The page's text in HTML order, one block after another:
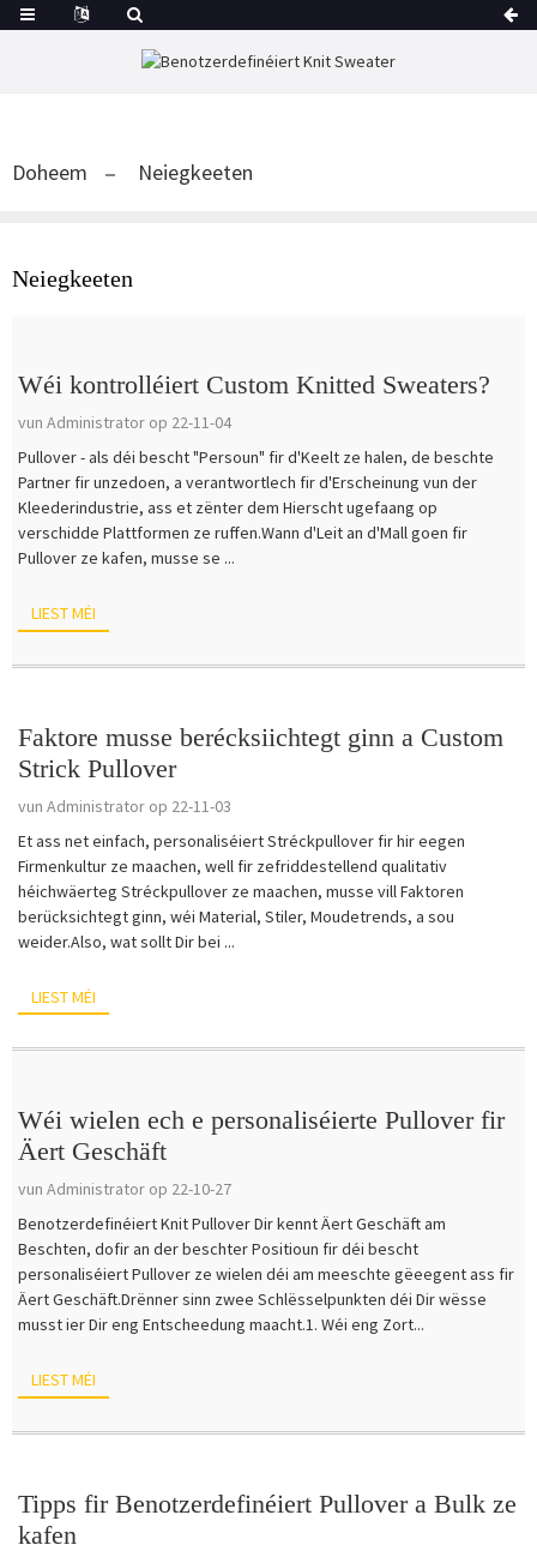
Doheem Neiegkeeten
Neiegkeeten
Wéi kontrolléiert Custom Knitted Sweaters?
vun Administrator op 22-11-04
Pullover - als déi bescht "Persoun" fir d'Keelt ze halen, de beschte
Partner fir unzedoen, a verantwortlech fir d'Erscheinung vun der
Kleederindustrie, ass et zënter dem Hierscht ugefaang op
verschidde Plattformen ze ruffen.Wann d'Leit an d'Mall goen fir
Pullover ze kafen, musse se ...
LIEST MÉI
Faktore musse berécksiichtegt ginn a Custom
Strick Pullover
vun Administrator op 22-11-03
Et ass net einfach, personaliséiert Stréckpullover fir hir eegen
Firmenkultur ze maachen, well fir zefriddestellend qualitativ
héichwäerteg Stréckpullover ze maachen, musse vill Faktoren
berücksichtegt ginn, wéi Material, Stiler, Moudetrends, a sou
weider.Also, wat sollt Dir bei ...
LIEST MÉI
Wéi wielen ech e personaliséierte Pullover fir
Äert Geschäft
vun Administrator op 22-10-27
Benotzerdefinéiert Knit Pullover Dir kennt Äert Geschäft am
Beschten, dofir an der beschter Positioun fir déi bescht
personaliséiert Pullover ze wielen déi am meeschte gëeegent ass fir
Äert Geschäft.Drënner sinn zwee Schlësselpunkten déi Dir wësse
musst ier Dir eng Entscheedung maacht.1. Wéi eng Zort...
LIEST MÉI
Tipps fir Benotzerdefinéiert Pullover a Bulk ze
kafen